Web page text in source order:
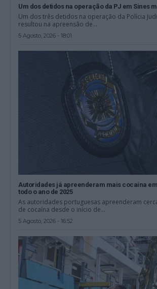
Um dos detidos na operação da PJ em Sines
Um dos três detidos na operação da Polícia
resultou na apreensão de...
5 Agosto, 2026 - 18:01
Autoridades já apreenderam mais cocaína em
todo o ano de 2025
As autoridades portuguesas apreenderam
de cocaína desde o início de...
5 Agosto, 2026 - 16:52